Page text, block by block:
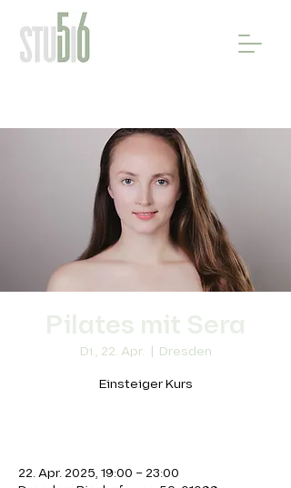
Pilates mit Sera
Di., 22. Apr.
  |
Dresden
Einsteiger Kurs
22. Apr. 2025, 19:00 – 23:00